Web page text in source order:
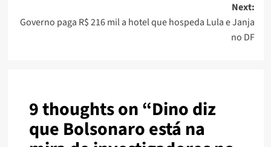
Next:
Governo paga R$ 216 mil a hotel que hospeda Lula e Janja
no DF
9 thoughts on “Dino diz
que Bolsonaro está na